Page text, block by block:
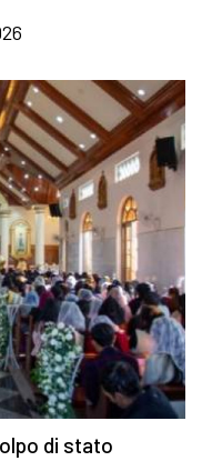
di stato